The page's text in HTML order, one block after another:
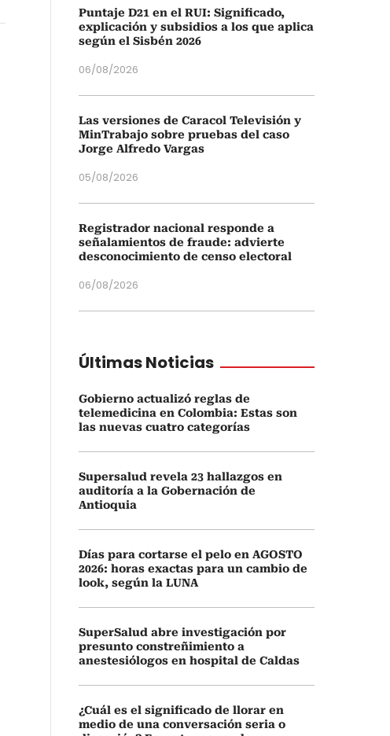
Puntaje D21 en el RUI: Significado,
explicación y subsidios a los que aplica
según el Sisbén 2026
06/08/2026
Las versiones de Caracol Televisión y
MinTrabajo sobre pruebas del caso
Jorge Alfredo Vargas
05/08/2026
Registrador nacional responde a
señalamientos de fraude: advierte
desconocimiento de censo electoral
06/08/2026
Últimas Noticias
Gobierno actualizó reglas de
telemedicina en Colombia: Estas son
las nuevas cuatro categorías
Supersalud revela 23 hallazgos en
auditoría a la Gobernación de
Antioquia
Días para cortarse el pelo en AGOSTO
2026: horas exactas para un cambio de
look, según la LUNA
SuperSalud abre investigación por
presunto constreñimiento a
anestesiólogos en hospital de Caldas
¿Cuál es el significado de llorar en
medio de una conversación seria o